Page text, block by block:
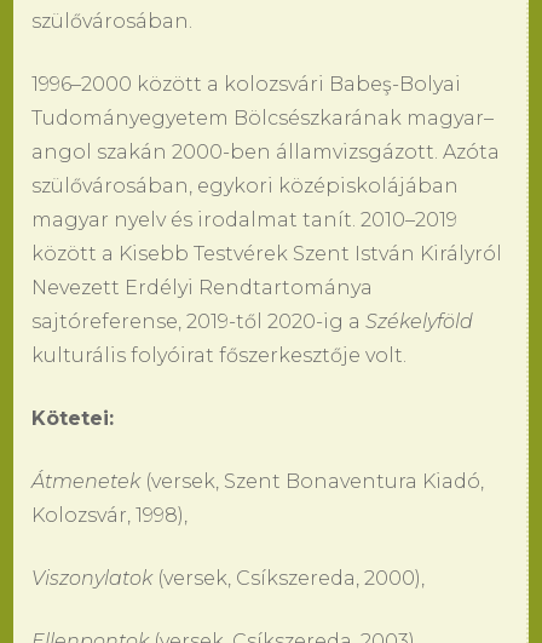
szülővárosában.
1996–2000 között a kolozsvári Babeş-Bolyai
Tudományegyetem Bölcsészkarának magyar–
angol szakán 2000-ben államvizsgázott. Azóta
szülővárosában, egykori középiskolájában
magyar nyelv és irodalmat tanít. 2010–2019
között a Kisebb Testvérek Szent István Királyról
Nevezett Erdélyi Rendtartománya
sajtóreferense, 2019-től 2020-ig aSzékelyföld
kulturális folyóirat főszerkesztője volt.
Kötetei:
Átmenetek(versek, Szent Bonaventura Kiadó,
Kolozsvár, 1998),
Viszonylatok(versek, Csíkszereda, 2000),